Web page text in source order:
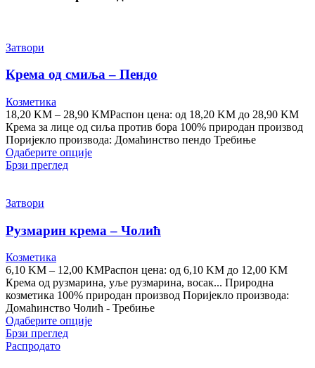
Затвори
Крема од смиља – Пендо
Козметика
18,20 KM – 28,90 KMРаспон цена: од 18,20 KM до 28,90 KM
Крема за лице од сиља против бора 100% природан производ
Поријекло производа: Домаћинство пендо Требиње
Одаберите опције
Брзи преглед
Затвори
Рузмарин крема – Чолић
Козметика
6,10 KM – 12,00 KMРаспон цена: од 6,10 KM до 12,00 KM
Крема од рузмарина, уље рузмарина, восак... Природна
козметика 100% природан производ Поријекло производа:
Домаћинство Чолић - Требиње
Одаберите опције
Брзи преглед
Распродато